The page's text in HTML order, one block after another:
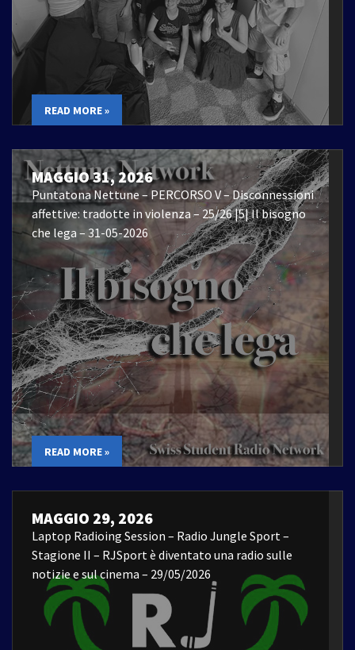
READ MORE »
MAGGIO 31, 2026
Puntatona Nettune – PERCORSO V – Disconnessioni
affettive: tradotte in violenza – 25/26 |5| Il bisogno
che lega – 31-05-2026
READ MORE »
MAGGIO 29, 2026
Laptop Radioing Session – Radio Jungle Sport –
Stagione II – RJSport è diventato una radio sulle
notizie e sul cinema – 29/05/2026